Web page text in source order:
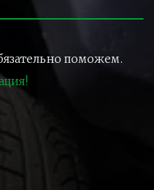
поможем.